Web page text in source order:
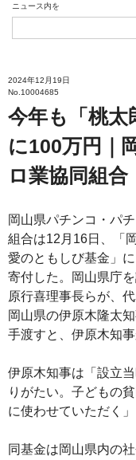
ニュース内を
2024年12月19日
No.10004685
今年も「桃太
に100万円｜
ロ業協同組合
岡山県パチンコ・パ
組合は12月16日、「
愛のともしび基金」
寄付した。岡山県庁
原行喜理事長らが、
岡山県の伊原木隆太
手渡すと、伊原木知
伊原木知事は「設立
りがたい。子どもの
に使わせていただく
同基金は岡山県内の